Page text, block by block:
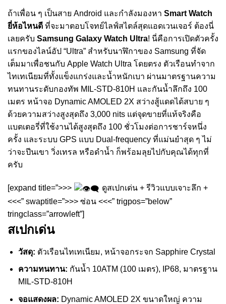
ถ้าเพื่อน ๆ เป็นสาย Android และกำลังมองหา Smart Watch
ยี่ห้อไหนดี ที่จะมาตอบโจทย์ไลฟ์สไตล์สุดแอดเวนเจอร์ ต้องนี่
เลยครับ Samsung Galaxy Watch Ultra! นี่คือการเปิดตัวครั้ง
แรกของไลน์อัป “Ultra” สำหรับนาฬิกาของ Samsung ที่จัด
เต็มมาเพื่อชนกับ Apple Watch Ultra โดยตรง ตัวเรือนทำจาก
ไทเทเนียมที่ทั้งแข็งแกร่งและน้ำหนักเบา ผ่านมาตรฐานความ
ทนทานระดับกองทัพ MIL-STD-810H และกันน้ำลึกถึง 100
เมตร หน้าจอ Dynamic AMOLED 2X สว่างสู้แดดได้สบาย ๆ
ด้วยความสว่างสูงสุดถึง 3,000 nits แต่จุดขายที่แท้จริงคือ
แบตเตอรี่ที่ใช้งานได้สูงสุดถึง 100 ชั่วโมงต่อการชาร์จหนึ่ง
ครั้ง และระบบ GPS แบบ Dual-frequency ที่แม่นยำสุด ๆ ไม่
ว่าจะปีนเขา วิ่งเทรล หรือดำน้ำ ก็พร้อมลุยไปกับคุณได้ทุกที่
ครับ
[expand title=”>>>
ดูสเปกเด่น + รีวิวแบบเจาะลึก +
<<<” swaptitle=”>>> ซ่อน <<<” trigpos=”below”
tringclass=”arrowleft”]
สเปกเด่น
วัสดุ: ตัวเรือนไทเทเนียม, หน้าจอกระจก Sapphire Crystal
ความทนทาน: กันน้ำ 10ATM (100 เมตร), IP68, มาตรฐาน
MIL-STD-810H
จอแสดงผล: Dynamic AMOLED 2X ขนาดใหญ่ ความ